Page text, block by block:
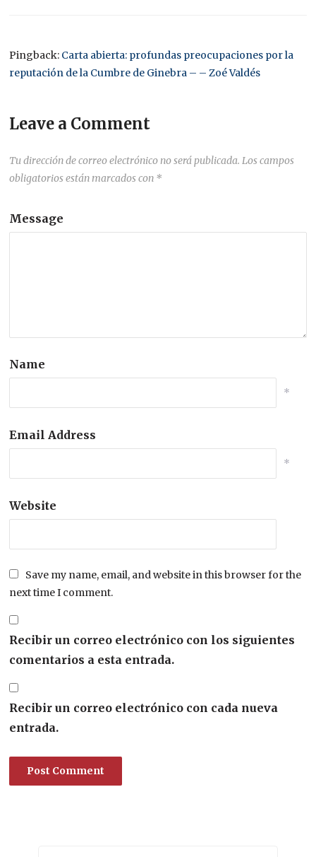
Pingback: Carta abierta: profundas preocupaciones por la
reputación de la Cumbre de Ginebra – – Zoé Valdés
Leave a Comment
Tu dirección de correo electrónico no será publicada. Los campos
obligatorios están marcados con *
Message
Name
*
Email Address
*
Website
Save my name, email, and website in this browser for the
next time I comment.
Recibir un correo electrónico con los siguientes
comentarios a esta entrada.
Recibir un correo electrónico con cada nueva
entrada.